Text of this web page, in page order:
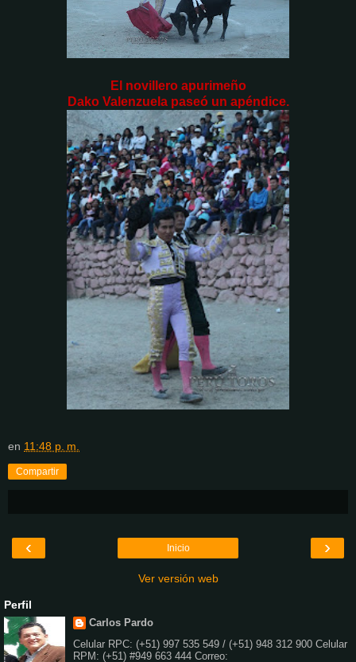
El novillero apurimeño
Dako Valenzuela paseó un apéndice.
en 11:48 p. m.
Compartir
‹ ›
Inicio
Ver versión web
Perfil
Carlos Pardo
Celular RPC: (+51) 997 535 549 / (+51) 948 312 900 Celular
RPM: (+51) #949 663 444 Correo: